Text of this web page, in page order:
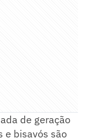
de geração
e bisavós são